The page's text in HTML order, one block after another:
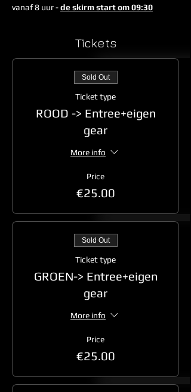
vanaf 8 uur - de skirm start om 09:30
Tickets
Sold Out
Ticket type
ROOD -> Entree+eigen
gear
More info
Price
€25.00
Sold Out
Ticket type
GROEN-> Entree+eigen
gear
More info
Price
€25.00